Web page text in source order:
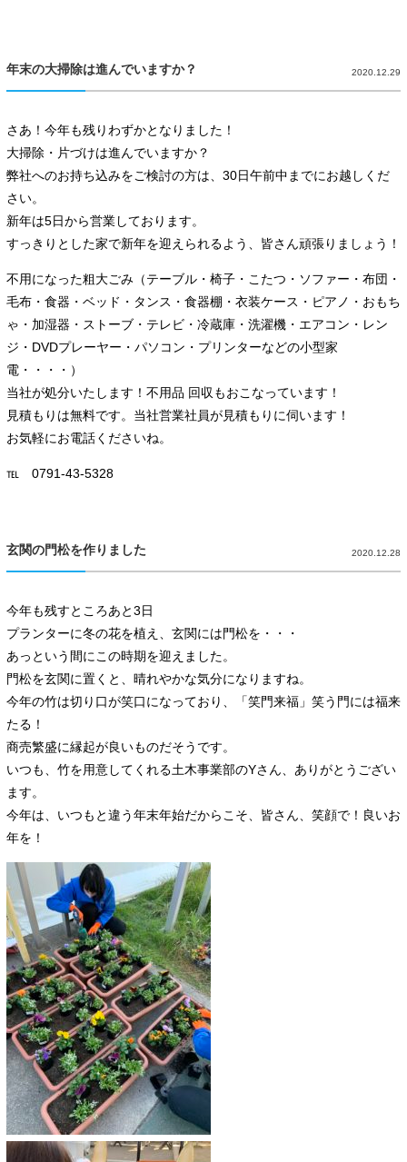
年末の大掃除は進んでいますか？ 2020.12.29
さあ！今年も残りわずかとなりました！
大掃除・片づけは進んでいますか？
弊社へのお持ち込みをご検討の方は、30日午前中までにお越しくだ
さい。
新年は5日から営業しております。
すっきりとした家で新年を迎えられるよう、皆さん頑張りましょう！
不用になった粗大ごみ（テーブル・椅子・こたつ・ソファー・布団・
毛布・食器・ベッド・タンス・食器棚・衣装ケース・ピアノ・おもち
ゃ・加湿器・ストーブ・テレビ・冷蔵庫・洗濯機・エアコン・レン
ジ・DVDプレーヤー・パソコン・プリンターなどの小型家
電・・・・）
当社が処分いたします！不用品 回収もおこなっています！
見積もりは無料です。当社営業社員が見積もりに伺います！
お気軽にお電話くださいね。
℡ 0791-43-5328
玄関の門松を作りました 2020.12.28
今年も残すところあと3日
プランターに冬の花を植え、玄関には門松を・・・
あっという間にこの時期を迎えました。
門松を玄関に置くと、晴れやかな気分になりますね。
今年の竹は切り口が笑口になっており、「笑門来福」笑う門には福来
たる！
商売繁盛に縁起が良いものだそうです。
いつも、竹を用意してくれる土木事業部のYさん、ありがとうござい
ます。
今年は、いつもと違う年末年始だからこそ、皆さん、笑顔で！良いお
年を！